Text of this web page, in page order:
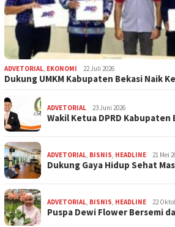
ADVETORIAL EKONOMI 22 Juli 2026
Dukung UMKM Kabupaten Bekasi Naik
ADVETORIAL 23 Juni 2026
Wakil Ketua DPRD Kabupaten
ADVETORIAL BISNIS HEADLINE 21 Mei
Dukung Gaya Hidup Sehat
ADVETORIAL BISNIS HEADLINE 22
Puspa Dewi Flower Bersemi